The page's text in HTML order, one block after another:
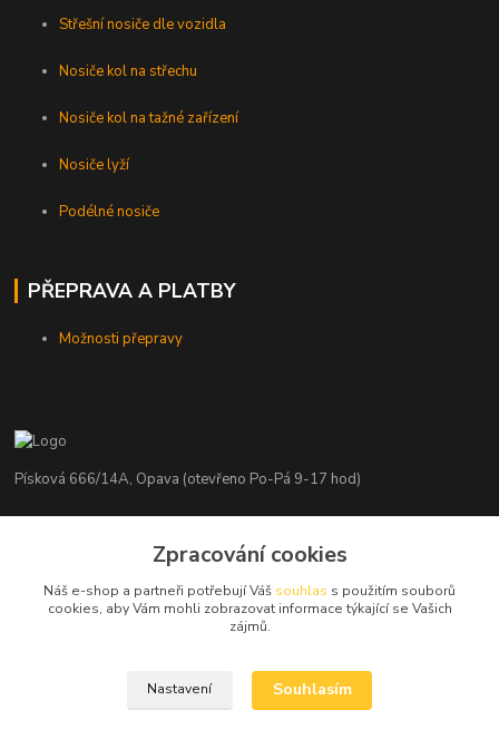
Střešní nosiče dle vozidla
Nosiče kol na střechu
Nosiče kol na tažné zařízení
Nosiče lyží
Podélné nosiče
PŘEPRAVA A PLATBY
Možnosti přepravy
Písková 666/14A, Opava (otevřeno Po-Pá 9-17 hod)
+420 776 839 986
info@nosice.com
Zpracování cookies
Náš e-shop a partneři potřebují Váš souhlas s použitím souborů
cookies, aby Vám mohli zobrazovat informace týkající se Vašich
zájmů.
Nastavení Souhlasím